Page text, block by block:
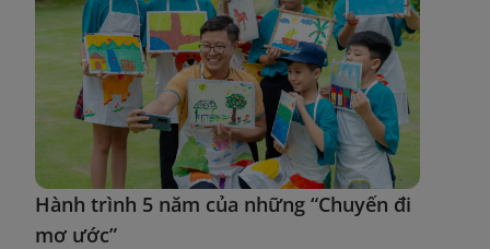
Hành trình 5 năm của những “Chuyến đi
mơ ước”